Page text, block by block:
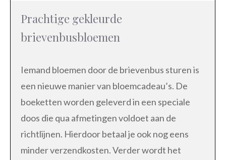
Prachtige gekleurde
brievenbusbloemen
Iemand bloemen door de brievenbus sturen is
een nieuwe manier van bloemcadeau’s. De
boeketten worden geleverd in een speciale
doos die qua afmetingen voldoet aan de
richtlijnen. Hierdoor betaal je ook nog eens
minder verzendkosten. Verder wordt het